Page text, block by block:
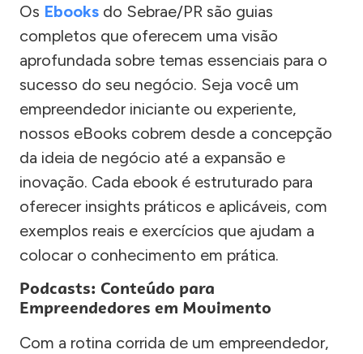
Os Ebooks do Sebrae/PR são guias
completos que oferecem uma visão
aprofundada sobre temas essenciais para o
sucesso do seu negócio. Seja você um
empreendedor iniciante ou experiente,
nossos eBooks cobrem desde a concepção
da ideia de negócio até a expansão e
inovação. Cada ebook é estruturado para
oferecer insights práticos e aplicáveis, com
exemplos reais e exercícios que ajudam a
colocar o conhecimento em prática.
Podcasts: Conteúdo para
Empreendedores em Movimento
Com a rotina corrida de um empreendedor,